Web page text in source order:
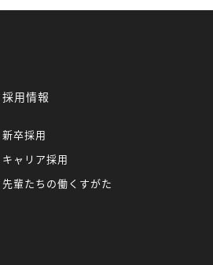
採用情報
新卒採用
キャリア採用
先輩たちの働くすがた